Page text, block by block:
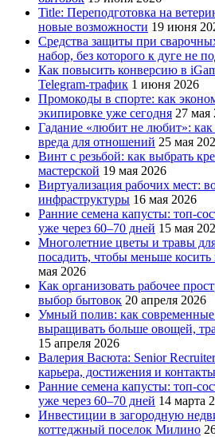
Title: Переподготовка на
новые возможности 19 июня
Средства защиты при
набор, без которого к дуге не
Как повысить конверсию в
Telegram-трафик 1 июня 2026
Промокоды в спорте: как
экипировке уже сегодня 27 мая
Гадание «любит не любит»: как
вреда для отношений 25 мая
Винт с резьбой: как выбрать
мастерской 19 мая 2026
Виртуализация рабочих мест:
инфраструктуры 16 мая 2026
Ранние семена капусты:
уже через 60–70 дней 15 мая
Многолетние цветы и травы
посадить, чтобы меньше
мая 2026
Как организовать рабочее
выбор бытовок 20 апреля 2026
Умный полив: как
выращивать больше овощей,
15 апреля 2026
Валерия Васюта: Senior
карьера, достижения и контакты
Ранние семена капусты:
уже через 60–70 дней 14 марта
Инвестиции в загородную
коттеджный поселок Милино